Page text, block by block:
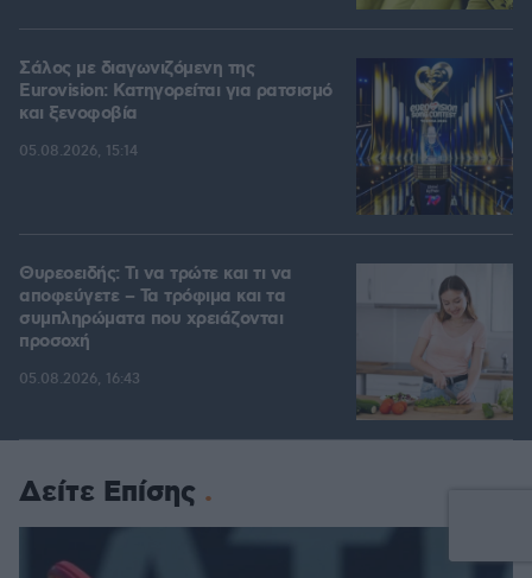
Σάλος με διαγωνιζόμενη της
Eurovision: Κατηγορείται για ρατσισμό
και ξενοφοβία
05.08.2026, 15:14
Θυρεοειδής: Τι να τρώτε και τι να
αποφεύγετε – Τα τρόφιμα και τα
συμπληρώματα που χρειάζονται
προσοχή
05.08.2026, 16:43
Δείτε Επίσης